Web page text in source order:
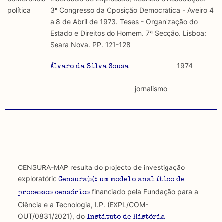
académicos.
Limitações
A lista procura incluir as publicações mais relevantes
a algumas das publicações que aqui se encontram
discurso e uso da liberdade de expressão. Trata-se de
uma censura que é omnipresente, dado que é
constitutiva do próprio acto de fala.
Regulatória e Constitutiva : são combinadas ambas
Os resultados obtidos podem ser exportados em formato
.csv para importação em programas de folha de cálculo
política
3º Congresso da Oposição Democrática - Aveiro 4
a 8 de Abril de 1973. Teses - Organização do
Estado e Direitos do Homem. 7ª Secção. Lisboa:
Seara Nova. PP. 121-128
Álvaro da Silva Sousa 1974
jornalismo
CENSURA-MAP resulta do projecto de investigação
exploratório Censura(s): um modelo analítico de
processos censóriosfinanciado pela Fundação para a
Ciência e a Tecnologia, I.P. (EXPL/COM-
OUT/0831/2021), do Instituto de História